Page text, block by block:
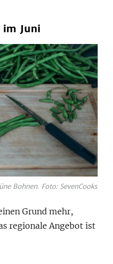
im Juni
Bohnen. Foto: SevenCooks
Grund mehr,
regionale Angebot ist